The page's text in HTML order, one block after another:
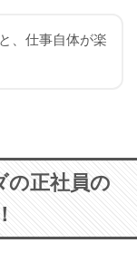
、仕事自体が楽
の正社員の